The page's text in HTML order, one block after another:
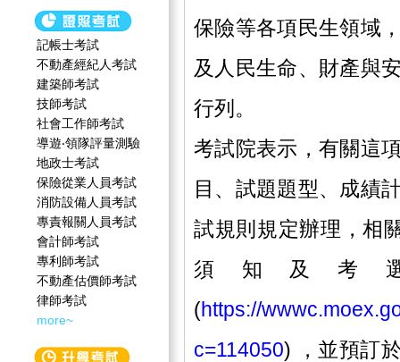
記帳士考試
不動產經紀人考試
建築師考試
技師考試
社會工作師‍考試
導遊‧領隊評量測驗
地政士考試
保險從業人員考試
消防設備人員考試
專責報關人員考試
會計師考試
專利師考試
不動產估價師考試
律師考試
more~
保險等各項民生領域
及人民生命、財產與
行列。
考試院表示，有關這
目、試題題型、成績
試規則規定辦理，相
須知及考
(https://
c=114050) ，並預訂